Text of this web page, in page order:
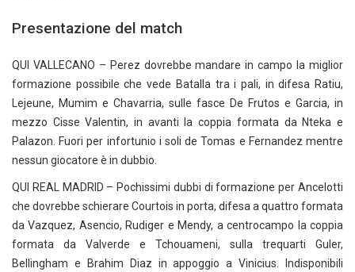
Presentazione del match
QUI VALLECANO – Perez dovrebbe mandare in campo la miglior
formazione possibile che vede Batalla tra i pali, in difesa Ratiu,
Lejeune, Mumim e Chavarria, sulle fasce De Frutos e Garcia, in
mezzo Cisse Valentin, in avanti la coppia formata da Nteka e
Palazon. Fuori per infortunio i soli de Tomas e Fernandez mentre
nessun giocatore è in dubbio.
QUI REAL MADRID – Pochissimi dubbi di formazione per Ancelotti
che dovrebbe schierare Courtois in porta, difesa a quattro formata
da Vazquez, Asencio, Rudiger e Mendy, a centrocampo la coppia
formata da Valverde e Tchouameni, sulla trequarti Guler,
Bellingham e Brahim Diaz in appoggio a Vinicius. Indisponibili